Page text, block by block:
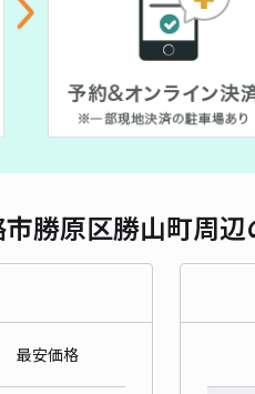
勝原区勝山町周
最安価格